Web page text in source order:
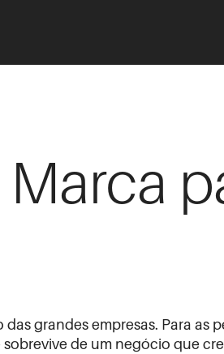
grandes empresas. Para as
de um negócio que